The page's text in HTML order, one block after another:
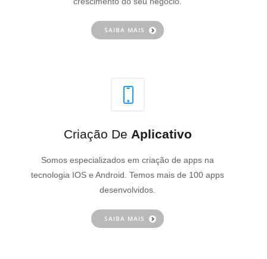
SAIBA MAIS
Criação De Aplicativo
Somos especializados em criação de apps na
tecnologia IOS e Android. Temos mais de 100 apps
desenvolvidos.
SAIBA MAIS